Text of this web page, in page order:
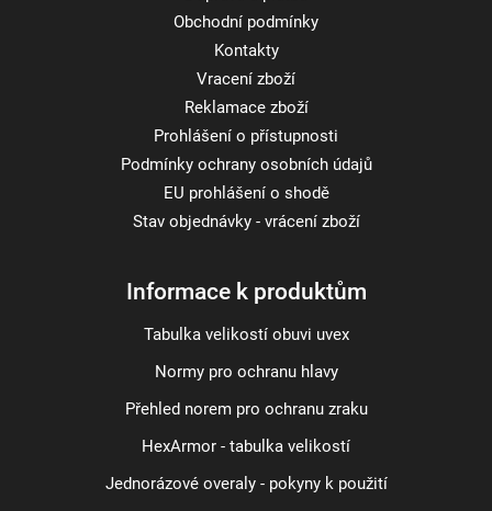
Obchodní podmínky
Kontakty
Vracení zboží
Reklamace zboží
Prohlášení o přístupnosti
Podmínky ochrany osobních údajů
EU prohlášení o shodě
Stav objednávky - vrácení zboží
Informace k produktům
Tabulka velikostí obuvi uvex
Normy pro ochranu hlavy
Přehled norem pro ochranu zraku
HexArmor - tabulka velikostí
Jednorázové overaly - pokyny k použití